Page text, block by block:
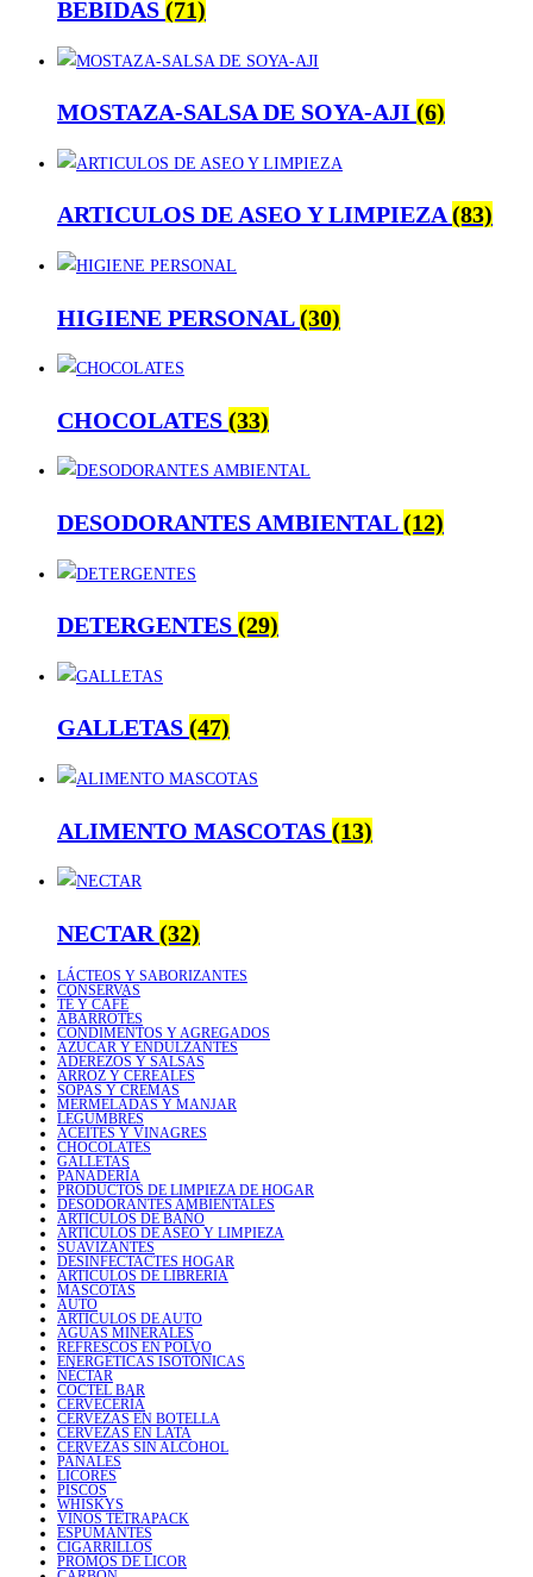
BEBIDAS (71)
MOSTAZA-SALSA DE SOYA-AJI (6)
ARTICULOS DE ASEO Y LIMPIEZA(83)
HIGIENE PERSONAL(30)
CHOCOLATES (33)
DESODORANTES AMBIENTAL(12)
DETERGENTES (29)
GALLETAS (47)
ALIMENTO MASCOTAS (13)
NECTAR (32)
LÁCTEOS Y SABORIZANTES
CONSERVAS
TÉ Y CAFÉ
ABARROTES
CONDIMENTOS Y AGREGADOS
AZÚCAR Y ENDULZANTES
ADEREZOS Y SALSAS
ARROZ Y CEREALES
SOPAS Y CREMAS
MERMELADAS Y MANJAR
LEGUMBRES
ACEITES Y VINAGRES
CHOCOLATES
GALLETAS
PANADERÍA
PRODUCTOS DE LIMPIEZA DE HOGAR
DESODORANTES AMBIENTALES
ARTICULOS DE BAÑO
ARTICULOS DE ASEO Y LIMPIEZA
SUAVIZANTES
DESINFECTACTES HOGAR
ARTICULOS DE LIBRERIA
MASCOTAS
AUTO
ARTICULOS DE AUTO
AGUAS MINERALES
REFRESCOS EN POLVO
ENERGÉTICAS ISOTÓNICAS
NÉCTAR
COCTEL BAR
CERVECERÍA
CERVEZAS EN BOTELLA
CERVEZAS EN LATA
CERVEZAS SIN ALCOHOL
PAÑALES
LICORES
PISCOS
WHISKYS
VINOS TETRAPACK
ESPUMANTES
CIGARRILLOS
PROMOS DE LICOR